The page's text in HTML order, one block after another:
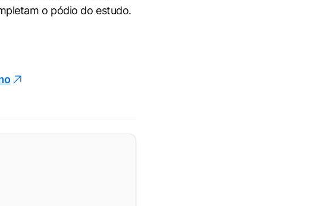
o pódio do estudo.